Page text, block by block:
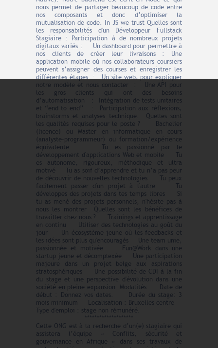
nous permet de partager beaucoup de code entre
nos composants et donc d’optimiser la
mutualisation de code. In JS we trust Quelles sont
les responsabilités d'un Développeur Fullstack
Stagiaire : Participation à de nombreux projets
digitaux variés : Un dashboard pour permettre à
nos clients de créer leur livraisons : Une
application mobile où nos collaborateurs coursiers
peuvent s’assigner des courses et enregistrer les
différentes étapes : Un site web, pour expliquer
notre modèle et nous contacter : Une API pour
les gros clients qui ont des besoins
d’automatisation : Intégration de tests unitaires
et “end to end” : Participation aux réflexions,
brainstorms et analyses technique. Quelles sont
les qualités requises pour le poste ? Bachelier
(licence) ou Master en informatique en cours
(analyste-programmeur) ou formation/expérience
équivalente Tu es passionné par le
développement d'applications Web et mobile Tu
es autonome, rigoureux, méthodique et ultra
motivé Tu as soif d’apprendre et tu n’a pas peur
de découvrir de nouvelles technologies Tu peux
facilement passer d'un projet à l'autre Tu
développes des projets dans tes temps libres Si
tu as mené des projets personnels, n'hésite pas à
nous les montrer Quelles sont les bénéfices de
travailler chez nous ? Trainings et apprentissage
en continu Utiliser des technologies au goût du
jour Un écosystème jeune où les feedbacks et
les idées sont plus qu'encouragés Une team unie,
passionnée et motivée Fun@Work dans une
startup jeune et décomplexée Une participation
majeure dans un projet belge aux aspirations
stratosphériques Une possibilité de CDI à la fin
du stage et une perspective d'évolution dans une
société en pleine expansion Modalités Date de
début : Donnez vos dates. Durée du stage: 3
mois minimum Localisation : Bruxelles centre
Type d'emploi : stage non rémunéré.
********************
Cette ONG est à la recherche d’un(e) stagiaire qui
assistera l’équipe « Conflits, sécurité et
gouvernance en Afrique » dans ses travaux de